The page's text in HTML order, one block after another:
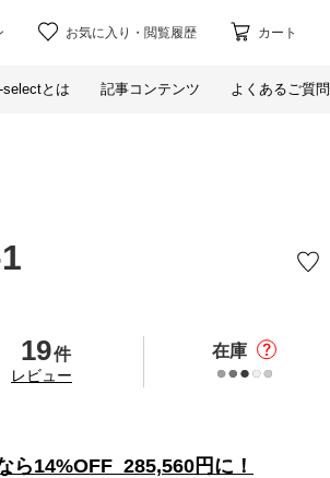
お気に入り ・ 閲覧履歴 カート
selectとは 記事コンテンツ よくあるご質問
19件
の
レビュー
在庫
ら14%OFF 285,560 円に！